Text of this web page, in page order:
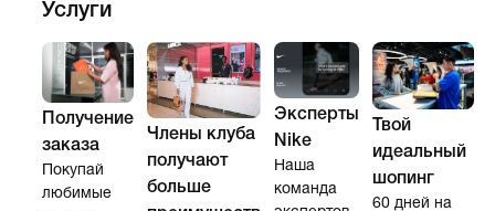
Услуги
Получение
заказа
Покупай
любимые
Члены клуба
получают
больше
Эксперты
Nike
Наша
команда
Твой
идеальный
шопинг
60 дней на